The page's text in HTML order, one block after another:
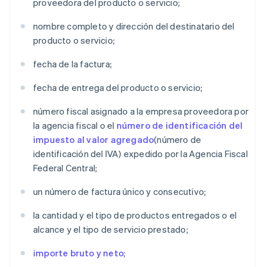
proveedora del producto o servicio;
nombre completo y dirección del destinatario del
producto o servicio;
fecha de la factura;
fecha de entrega del producto o servicio;
número fiscal asignado a la empresa proveedora por
la agencia fiscal o el número de identificación del
impuesto al valor agregado(número de
identificación del IVA) expedido por la Agencia Fiscal
Federal Central;
un número de factura único y consecutivo;
la cantidad y el tipo de productos entregados o el
alcance y el tipo de servicio prestado;
importe bruto y neto;